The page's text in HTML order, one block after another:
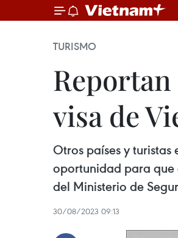
TURISMO
visa de
Otros países y
oportunidad para que
del Ministerio de
30/08/2023 09:13